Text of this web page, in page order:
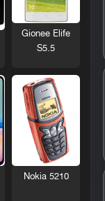
Gionee Elife
S5.5
Nokia 5210